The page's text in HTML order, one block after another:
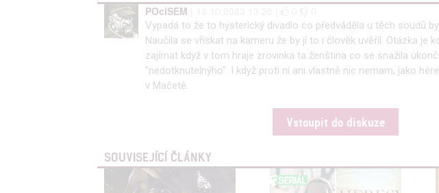
POciSEM
Vypadá to že to hysterický divadlo co předváděla u těch soudů
Naučila se vřískat na kameru že by jí to i člověk uvěřil. Otázka je
zajímat když v tom hraje zrovinka ta ženština co se snažila
"nedotknutelnýho". I když proti ní ani vlastně nic nemam, jako
v Mačetě.
Vstoupit do diskuze
SOUVISEJÍCÍ ČLÁNKY